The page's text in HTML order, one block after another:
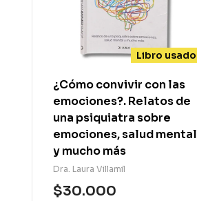
Libro usado
¿Cómo convivir con las
emociones?. Relatos de
una psiquiatra sobre
emociones, salud mental
y mucho más
Dra. Laura Villamil
$30.000